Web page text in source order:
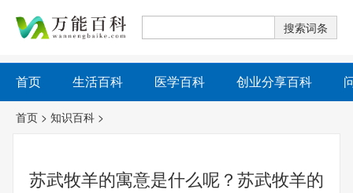
首页 生活百科 医学百科 创业分享百科
首页 > 知识百科 >
苏武牧羊的寓意是什么呢？苏武牧羊的